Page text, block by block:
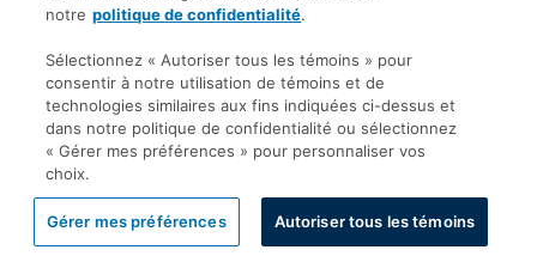
Droit d’auteur
Avis de non-responsabilité
Modalités générales
Accessibilité
notre politique de confidentialité.
Sélectionnez « Autoriser tous les témoins » pour
consentir à notre utilisation de témoins et de
technologies similaires aux fins indiquées ci-dessus et
dans notre politique de confidentialité ou sélectionnez
« Gérer mes préférences » pour personnaliser vos
choix.
Gérer mes préférences Autoriser tous les témoins